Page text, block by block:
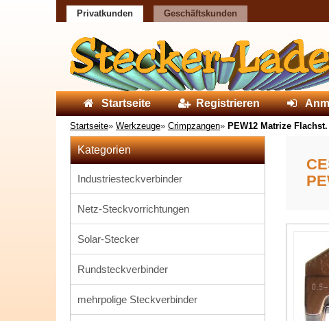
Privatkunden Geschäftskunden
Startseite Registrieren
Startseite» Werkzeuge» Crimpzangen» PEW12 Matrize
Kategorien
Industriesteckverbinder
Netz-Steckvorrichtungen
Solar-Stecker
Rundsteckverbinder
mehrpolige Steckverbinder